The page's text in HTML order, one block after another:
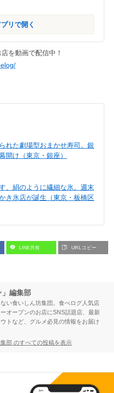
リで開く
を動画で配信中！
れた劇場型おまかせ寿司。銀
開け（東京・銀座）
、絹のように繊細な氷。週末
き氷店が誕生（東京・板橋区
LINE共有 URLコピー
」編集部
い食いしん坊集団。食べログ人気店
オープンのお店にSNS話題店、最新
トなど、グルメ必見の情報をお届け
部 のすべての投稿を表示